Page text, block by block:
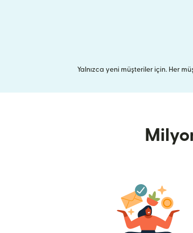
Yalnızca yeni müşteriler için. Her